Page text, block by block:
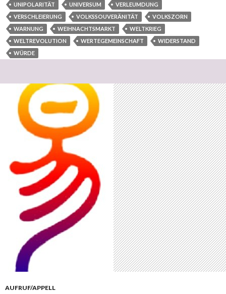
UNIPOLARITÄT
UNIVERSUM
VERLEUMDUNG
VERSCHLEIERUNG
VOLKSSOUVERÄNITÄT
VOLKSZORN
WARNUNG
WEIHNACHTSMARKT
WELTKRIEG
WELTREVOLUTION
WERTEGEMEINSCHAFT
WIDERSTAND
WÜRDE
AUFRUF/APPELL